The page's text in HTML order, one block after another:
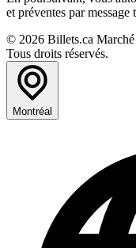
et préventes par
© 2026 Billets.ca
Tous droits réservés.
Montréal